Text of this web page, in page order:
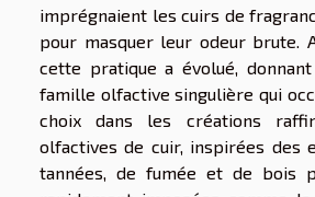
imprégnaient les cuirs de
pour masquer leur odeur brute.
cette pratique a évolué,
famille olfactive singulière qui
choix dans les créations
olfactives de cuir, inspirées des
tannées, de fumée et de bois